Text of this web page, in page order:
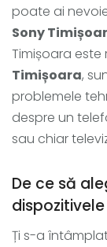
poate ai
Sony
Timișoara este
Timișoara,
problemele
despre un
sau chiar
De ce să
dispozitivele
Ți s-a